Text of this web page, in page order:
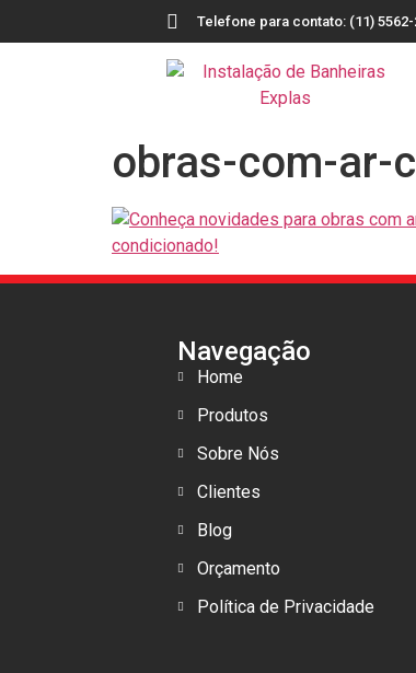
Telefone para contato: (11)
obras-com-ar-
Navegação
Home
Produtos
Sobre Nós
Clientes
Blog
Orçamento
Política de Privacidade